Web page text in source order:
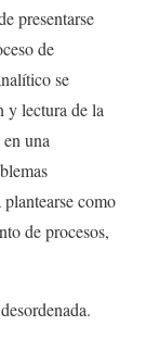
presentarse
de
se
y lectura de la
una
como
de procesos,